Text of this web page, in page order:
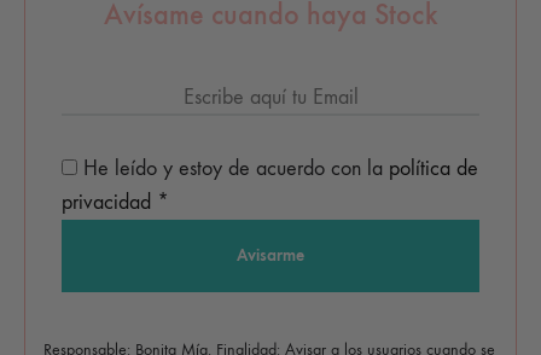
Avísame cuando haya Stock
He leído y estoy de acuerdo con la política de
privacidad *
Responsable: Bonita Mía. Finalidad: Avisar a los usuarios cuando se